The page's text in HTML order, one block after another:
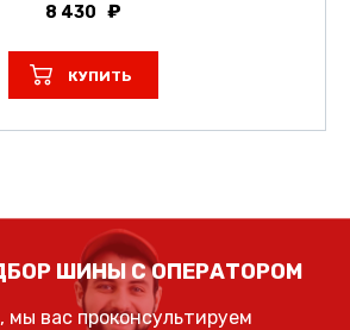
8 430
КУПИТЬ
ШИНЫ С ОПЕРАТОРОМ
мы вас проконсультируем